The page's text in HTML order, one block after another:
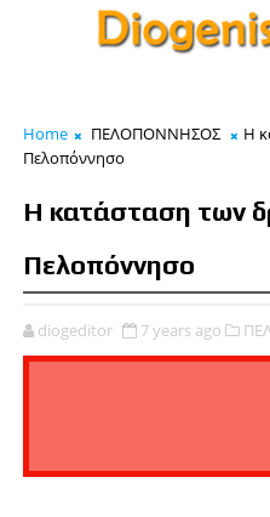
Home ΠΕΛΟΠΟΝΝΗΣΟΣ
Η
Πελοπόννησο
Η κατάσταση των
Πελοπόννησο
diogeditor 7 years ago